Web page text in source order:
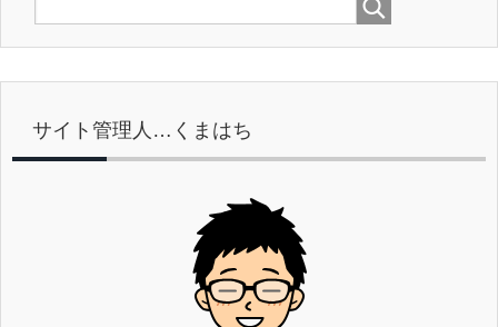
サイト管理人…くまはち